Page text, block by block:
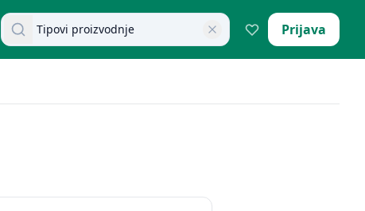
Pretraži dokumente Prijava